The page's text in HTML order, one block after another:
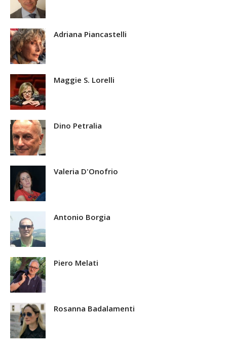
Adriana Piancastelli
Maggie S. Lorelli
Dino Petralia
Valeria D'Onofrio
Antonio Borgia
Piero Melati
Rosanna Badalamenti